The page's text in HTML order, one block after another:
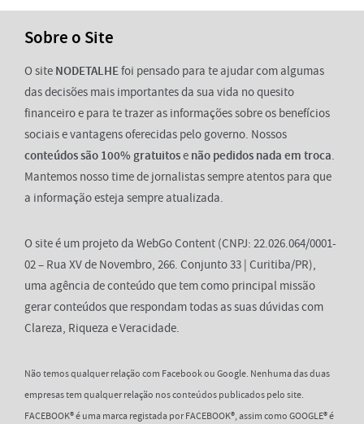
Sobre o Site
O site NODETALHEfoi pensado para te ajudar com algumas
das decisões mais importantes da sua vida no quesito
financeiro e para te trazer as informações sobre os benefícios
sociais e vantagens oferecidas pelo governo. Nossos
conteúdos são 100% gratuitose não pedidos nada em troca.
Mantemos nosso time de jornalistas sempre atentos para que
a informação esteja sempre atualizada.
O site é um projeto da WebGo Content (CNPJ: 22.026.064/0001-
02 – Rua XV de Novembro, 266. Conjunto 33 | Curitiba/PR),
uma agência de conteúdo que tem como principal missão
gerar conteúdos que respondam todas as suas dúvidas com
Clareza, Riqueza e Veracidade.
Não temos qualquer relação com Facebook ou Google. Nenhuma das duas
empresas tem qualquer relação nos conteúdos publicados pelo site.
FACEBOOK® é uma marca registada por FACEBOOK®, assim como GOOGLE® é